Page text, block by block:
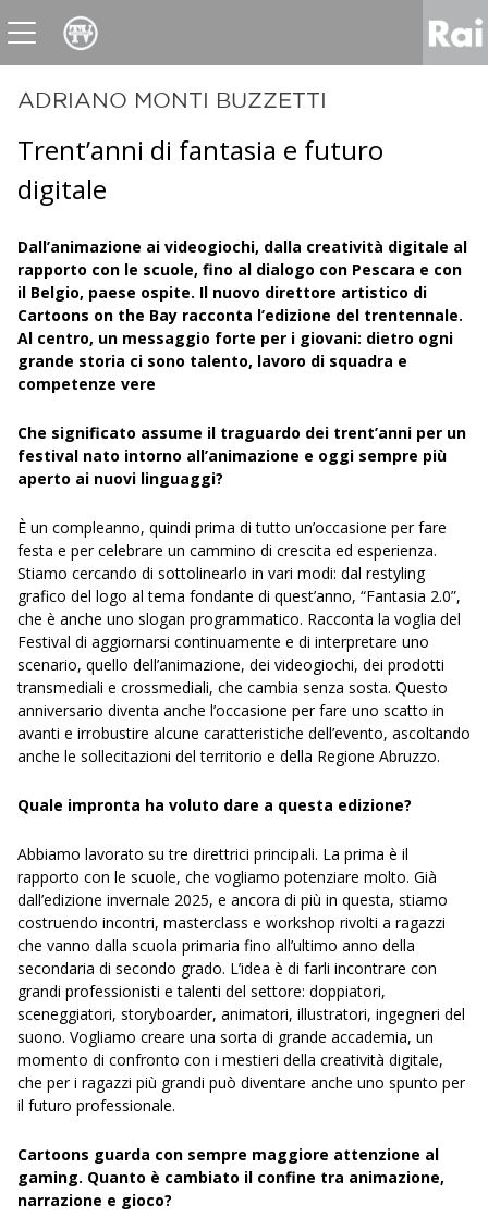
News Raicom
ADRIANO MONTI BUZZETTI
Trent’anni di fantasia e futuro
digitale
Dall’animazione ai videogiochi, dalla creatività digitale al
rapporto con le scuole, fino al dialogo con Pescara e con
il Belgio, paese ospite. Il nuovo direttore artistico di
Cartoons on the Bay racconta l’edizione del trentennale.
Al centro, un messaggio forte per i giovani: dietro ogni
grande storia ci sono talento, lavoro di squadra e
competenze vere
Che significato assume il traguardo dei trent’anni per un
festival nato intorno all’animazione e oggi sempre più
aperto ai nuovi linguaggi?
È un compleanno, quindi prima di tutto un’occasione per fare
festa e per celebrare un cammino di crescita ed esperienza.
Stiamo cercando di sottolinearlo in vari modi: dal restyling
grafico del logo al tema fondante di quest’anno, “Fantasia 2.0”,
che è anche uno slogan programmatico. Racconta la voglia del
Festival di aggiornarsi continuamente e di interpretare uno
scenario, quello dell’animazione, dei videogiochi, dei prodotti
transmediali e crossmediali, che cambia senza sosta. Questo
anniversario diventa anche l’occasione per fare uno scatto in
avanti e irrobustire alcune caratteristiche dell’evento, ascoltando
anche le sollecitazioni del territorio e della Regione Abruzzo.
Quale impronta ha voluto dare a questa edizione?
Abbiamo lavorato su tre direttrici principali. La prima è il
rapporto con le scuole, che vogliamo potenziare molto. Già
dall’edizione invernale 2025, e ancora di più in questa, stiamo
costruendo incontri, masterclass e workshop rivolti a ragazzi
che vanno dalla scuola primaria fino all’ultimo anno della
secondaria di secondo grado. L’idea è di farli incontrare con
grandi professionisti e talenti del settore: doppiatori,
sceneggiatori, storyboarder, animatori, illustratori, ingegneri del
suono. Vogliamo creare una sorta di grande accademia, un
momento di confronto con i mestieri della creatività digitale,
che per i ragazzi più grandi può diventare anche uno spunto per
il futuro professionale.
Cartoons guarda con sempre maggiore attenzione al
gaming. Quanto è cambiato il confine tra animazione,
narrazione e gioco?